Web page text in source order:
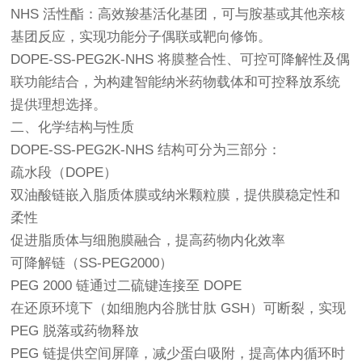
NHS 活性酯：高效羧基活化基团，可与胺基或其他亲核
基团反应，实现功能分子偶联或靶向修饰。
DOPE-SS-PEG2K-NHS 将膜整合性、可控可降解性及偶
联功能结合，为构建智能纳米药物载体和可控释放系统
提供理想选择。
二、化学结构与性质
DOPE-SS-PEG2K-NHS 结构可分为三部分：
疏水段（DOPE）
双油酸链嵌入脂质体膜或纳米颗粒膜，提供膜稳定性和
柔性
促进脂质体与细胞膜融合，提高药物内化效率
可降解链（SS-PEG2000）
PEG 2000 链通过二硫键连接至 DOPE
在还原环境下（如细胞内谷胱甘肽 GSH）可断裂，实现
PEG 脱落或药物释放
PEG 链提供空间屏障，减少蛋白吸附，提高体内循环时